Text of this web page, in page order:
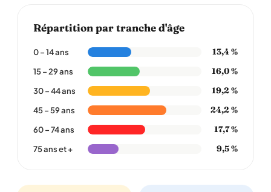
Répartition par tranche d'âge
0 – 14 ans 13,4 %
15 – 29 ans 16,0 %
30 – 44 ans 19,2 %
45 – 59 ans 24,2 %
60 – 74 ans 17,7 %
75 ans et + 9,5 %